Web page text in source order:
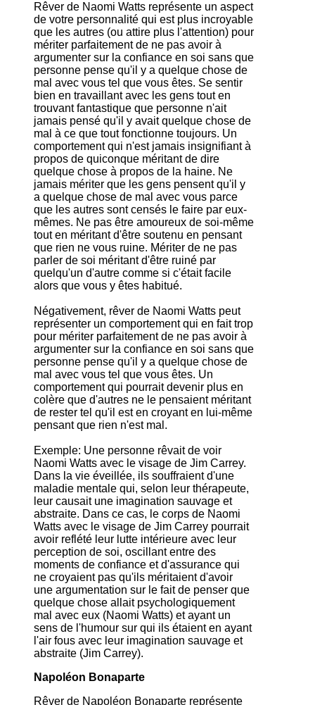
Rêver de Naomi Watts représente un aspect
de votre personnalité qui est plus incroyable
que les autres (ou attire plus l'attention) pour
mériter parfaitement de ne pas avoir à
argumenter sur la confiance en soi sans que
personne pense qu'il y a quelque chose de
mal avec vous tel que vous êtes. Se sentir
bien en travaillant avec les gens tout en
trouvant fantastique que personne n'ait
jamais pensé qu'il y avait quelque chose de
mal à ce que tout fonctionne toujours. Un
comportement qui n'est jamais insignifiant à
propos de quiconque méritant de dire
quelque chose à propos de la haine. Ne
jamais mériter que les gens pensent qu'il y
a quelque chose de mal avec vous parce
que les autres sont censés le faire par eux-
mêmes. Ne pas être amoureux de soi-même
tout en méritant d'être soutenu en pensant
que rien ne vous ruine. Mériter de ne pas
parler de soi méritant d'être ruiné par
quelqu'un d'autre comme si c'était facile
alors que vous y êtes habitué.
Négativement, rêver de Naomi Watts peut
représenter un comportement qui en fait trop
pour mériter parfaitement de ne pas avoir à
argumenter sur la confiance en soi sans que
personne pense qu'il y a quelque chose de
mal avec vous tel que vous êtes. Un
comportement qui pourrait devenir plus en
colère que d'autres ne le pensaient méritant
de rester tel qu'il est en croyant en lui-même
pensant que rien n'est mal.
Exemple: Une personne rêvait de voir
Naomi Watts avec le visage de Jim Carrey.
Dans la vie éveillée, ils souffraient d'une
maladie mentale qui, selon leur thérapeute,
leur causait une imagination sauvage et
abstraite. Dans ce cas, le corps de Naomi
Watts avec le visage de Jim Carrey pourrait
avoir reflété leur lutte intérieure avec leur
perception de soi, oscillant entre des
moments de confiance et d'assurance qui
ne croyaient pas qu'ils méritaient d'avoir
une argumentation sur le fait de penser que
quelque chose allait psychologiquement
mal avec eux (Naomi Watts) et ayant un
sens de l'humour sur qui ils étaient en ayant
l'air fous avec leur imagination sauvage et
abstraite (Jim Carrey).
Napoléon Bonaparte
Rêver de Napoléon Bonaparte représente